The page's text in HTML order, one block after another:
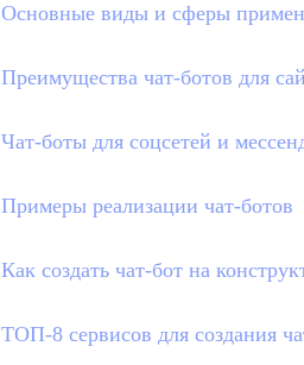
Основные виды и сферы
Преимущества чат-ботов для
Чат-боты для соцсетей и
Примеры реализации чат-ботов
Как создать чат-бот на
ТОП-8 сервисов для создания